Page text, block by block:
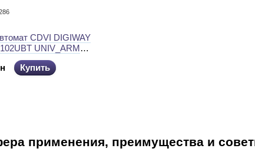
применения, преимущества и
CDVI DIGIWAY
UNIV_ARM
до 200 кг FIRE
Купить